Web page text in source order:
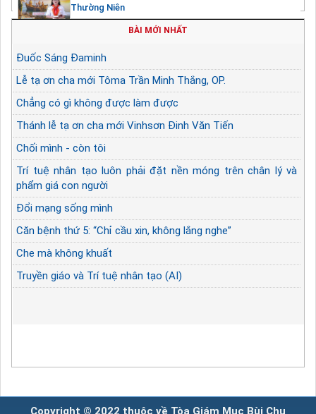
Thường Niên
BÀI MỚI NHẤT
Đuốc Sáng Đaminh
Lễ tạ ơn cha mới Tôma Trần Minh Thắng, OP.
Chẳng có gì không được làm được
Thánh lễ tạ ơn cha mới Vinhsơn Đinh Văn Tiến
Chối mình - còn tôi
Trí tuệ nhân tạo luôn phải đặt nền móng trên chân lý và
phẩm giá con người
Đổi mạng sống mình
Căn bệnh thứ 5: “Chỉ cầu xin, không lắng nghe”
Che mà không khuất
Truyền giáo và Trí tuệ nhân tạo (AI)
Copyright © 2022 thuộc về Tòa Giám Mục Bùi Chu